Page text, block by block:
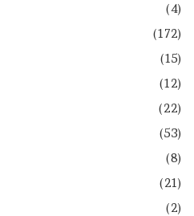
(4)
(172)
(15)
(12)
(22)
(53)
(8)
(21)
(2)